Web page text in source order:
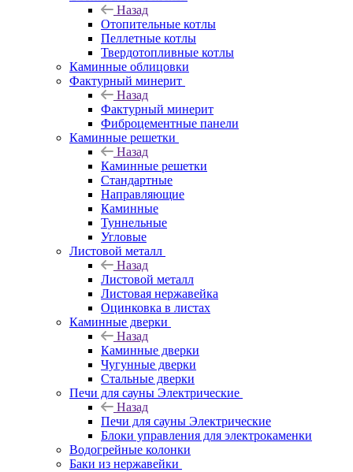
Назад
Отопительные котлы
Пеллетные котлы
Твердотопливные котлы
Каминные облицовки
Фактурный минерит
Назад
Фактурный минерит
Фиброцементные панели
Каминные решетки
Назад
Каминные решетки
Стандартные
Направляющие
Каминные
Туннельные
Угловые
Листовой металл
Назад
Листовой металл
Листовая нержавейка
Оцинковка в листах
Каминные дверки
Назад
Каминные дверки
Чугунные дверки
Стальные дверки
Печи для сауны Электрические
Назад
Печи для сауны Электрические
Блоки управления для электрокаменки
Водогрейные колонки
Баки из нержавейки